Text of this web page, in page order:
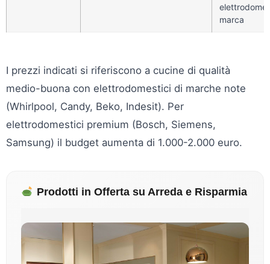
marca
I prezzi indicati si riferiscono a cucine di qualità
medio-buona con elettrodomestici di marche note
(Whirlpool, Candy, Beko, Indesit). Per
elettrodomestici premium (Bosch, Siemens,
Samsung) il budget aumenta di 1.000-2.000 euro.
Prodotti in Offerta su Arreda e Risparmia